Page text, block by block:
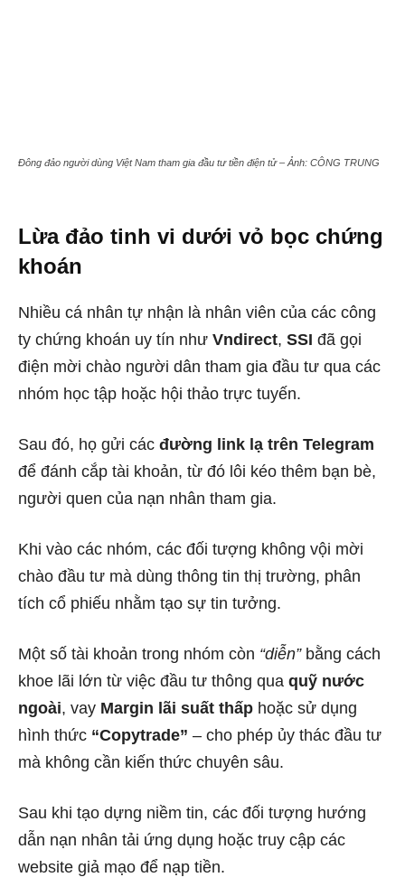
Đông đảo người dùng Việt Nam tham gia đầu tư tiền điện tử – Ảnh: CÔNG TRUNG
Lừa đảo tinh vi dưới vỏ bọc chứng
khoán
Nhiều cá nhân tự nhận là nhân viên của các công
ty chứng khoán uy tín như Vndirect, SSI đã gọi
điện mời chào người dân tham gia đầu tư qua các
nhóm học tập hoặc hội thảo trực tuyến.
Sau đó, họ gửi các đường link lạ trên Telegram
để đánh cắp tài khoản, từ đó lôi kéo thêm bạn bè,
người quen của nạn nhân tham gia.
Khi vào các nhóm, các đối tượng không vội mời
chào đầu tư mà dùng thông tin thị trường, phân
tích cổ phiếu nhằm tạo sự tin tưởng.
Một số tài khoản trong nhóm còn “diễn”bằng cách
khoe lãi lớn từ việc đầu tư thông qua quỹ nước
ngoài, vay Margin lãi suất thấp hoặc sử dụng
hình thức “Copytrade” – cho phép ủy thác đầu tư
mà không cần kiến thức chuyên sâu.
Sau khi tạo dựng niềm tin, các đối tượng hướng
dẫn nạn nhân tải ứng dụng hoặc truy cập các
website giả mạo để nạp tiền.